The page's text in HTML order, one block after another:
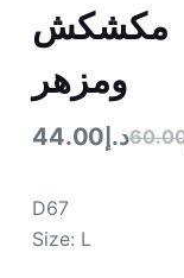
مكشكش
ومزهر
د.إ 44.00
D67
Size: L